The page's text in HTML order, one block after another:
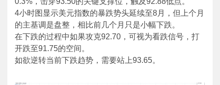
4小时图显示美元指数的暴跌势头延续至8月，但上个月
的主基调是盘整，相比前几个月只是小幅下跌。
在下跌的过程中如果攻克92.70，可视为看跌信号，打
开跌至91.75的空间。
如欲逆转当前下跌趋势，需要站上93.65。